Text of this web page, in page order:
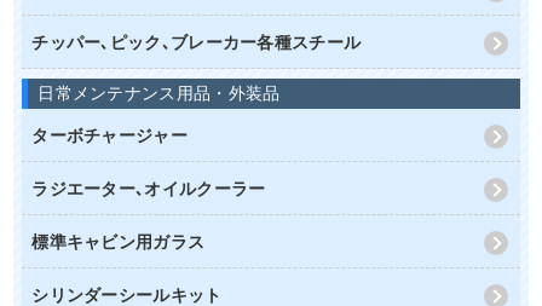
チッパー､ピック､ブレーカー各種スチール
日常メンテナンス用品・外装品
ターボチャージャー
ラジエーター､オイルクーラー
標準キャビン用ガラス
シリンダーシールキット